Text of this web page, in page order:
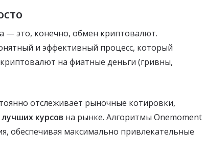
— это, конечно, обмен криптовалют.
и эффективный процесс, который
на фиатные деньги (гривны,
отслеживает рыночные котировки,
курсов на рынке. Алгоритмы Onemoment
обеспечивая максимально привлекательные